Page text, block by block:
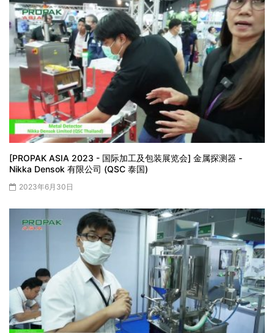
[PROPAK ASIA 2023 - 国际加工及包装展览会] 金属探测器 -
Nikka Densok 有限公司 (QSC 泰国)
2023年6月30日